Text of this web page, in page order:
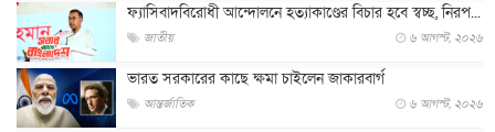
ফ্যাসিবাদবিরোধী আন্দোলনে হত্যাকাণ্ডের বিচার হবে স্বচ্ছ, নিরপ...
জাতীয় ৬ আগস্ট, ২০২৬
ভারত সরকারের কাছে ক্ষমা চাইলেন জাকারবার্গ
আন্তর্জাতিক ৬ আগস্ট, ২০২৬